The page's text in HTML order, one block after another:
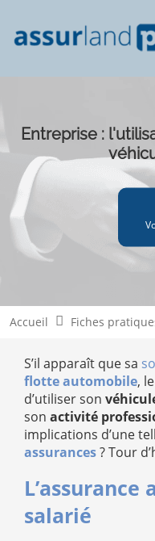
Entreprise :
Accueil Fiches
S’il apparaît que sa
flotte automobile, le
d’utiliser son
son activité
implications d’une
assurances? Tour
salarié